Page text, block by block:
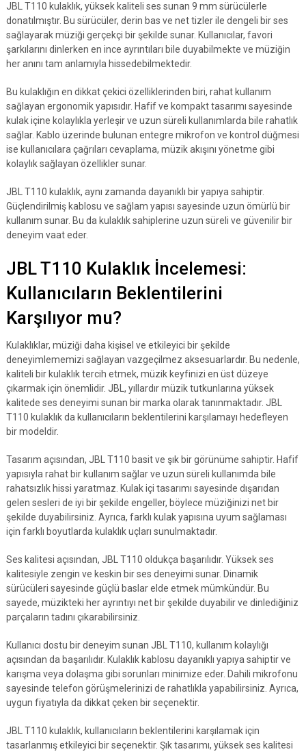
JBL T110 kulaklık, yüksek kaliteli ses sunan 9 mm sürücülerle
donatılmıştır. Bu sürücüler, derin bas ve net tizler ile dengeli bir ses
sağlayarak müziği gerçekçi bir şekilde sunar. Kullanıcılar, favori
şarkılarını dinlerken en ince ayrıntıları bile duyabilmekte ve müziğin
her anını tam anlamıyla hissedebilmektedir.
Bu kulaklığın en dikkat çekici özelliklerinden biri, rahat kullanım
sağlayan ergonomik yapısıdır. Hafif ve kompakt tasarımı sayesinde
kulak içine kolaylıkla yerleşir ve uzun süreli kullanımlarda bile rahatlık
sağlar. Kablo üzerinde bulunan entegre mikrofon ve kontrol düğmesi
ise kullanıcılara çağrıları cevaplama, müzik akışını yönetme gibi
kolaylık sağlayan özellikler sunar.
JBL T110 kulaklık, aynı zamanda dayanıklı bir yapıya sahiptir.
Güçlendirilmiş kablosu ve sağlam yapısı sayesinde uzun ömürlü bir
kullanım sunar. Bu da kulaklık sahiplerine uzun süreli ve güvenilir bir
deneyim vaat eder.
JBL T110 Kulaklık İncelemesi:
Kullanıcıların Beklentilerini
Karşılıyor mu?
Kulaklıklar, müziği daha kişisel ve etkileyici bir şekilde
deneyimlememizi sağlayan vazgeçilmez aksesuarlardır. Bu nedenle,
kaliteli bir kulaklık tercih etmek, müzik keyfinizi en üst düzeye
çıkarmak için önemlidir. JBL, yıllardır müzik tutkunlarına yüksek
kalitede ses deneyimi sunan bir marka olarak tanınmaktadır. JBL
T110 kulaklık da kullanıcıların beklentilerini karşılamayı hedefleyen
bir modeldir.
Tasarım açısından, JBL T110 basit ve şık bir görünüme sahiptir. Hafif
yapısıyla rahat bir kullanım sağlar ve uzun süreli kullanımda bile
rahatsızlık hissi yaratmaz. Kulak içi tasarımı sayesinde dışarıdan
gelen sesleri de iyi bir şekilde engeller, böylece müziğinizi net bir
şekilde duyabilirsiniz. Ayrıca, farklı kulak yapısına uyum sağlaması
için farklı boyutlarda kulaklık uçları sunulmaktadır.
Ses kalitesi açısından, JBL T110 oldukça başarılıdır. Yüksek ses
kalitesiyle zengin ve keskin bir ses deneyimi sunar. Dinamik
sürücüleri sayesinde güçlü baslar elde etmek mümkündür. Bu
sayede, müzikteki her ayrıntıyı net bir şekilde duyabilir ve dinlediğiniz
parçaların tadını çıkarabilirsiniz.
Kullanıcı dostu bir deneyim sunan JBL T110, kullanım kolaylığı
açısından da başarılıdır. Kulaklık kablosu dayanıklı yapıya sahiptir ve
karışma veya dolaşma gibi sorunları minimize eder. Dahili mikrofonu
sayesinde telefon görüşmelerinizi de rahatlıkla yapabilirsiniz. Ayrıca,
uygun fiyatıyla da dikkat çeken bir seçenektir.
JBL T110 kulaklık, kullanıcıların beklentilerini karşılamak için
tasarlanmış etkileyici bir seçenektir. Şık tasarımı, yüksek ses kalitesi